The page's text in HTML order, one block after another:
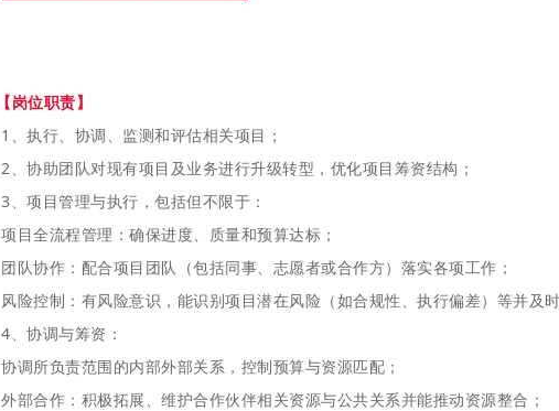
【岗位职责】
1、执行、协调、监测和评估相关项目；
2、协助团队对现有项目及业务进行升级转型，优化项目筹资结构；
3、项目管理与执行，包括但不限于：
项目全流程管理：确保进度、质量和预算达标；
团队协作：配合项目团队（包括同事、志愿者或合作方）落实各项工作；
风险控制：有风险意识，能识别项目潜在风险（如合规性、执行偏差）等并及
4、协调与筹资：
协调所负责范围的内部外部关系，控制预算与资源匹配；
外部合作：积极拓展、维护合作伙伴相关资源与公共关系并能推动资源整合；